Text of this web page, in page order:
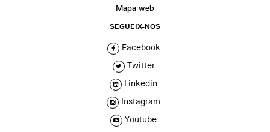
Mapa web
SEGUEIX-NOS
Facebook
Twitter
Linkedin
Instagram
Youtube